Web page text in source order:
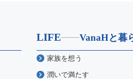
LIFE VanaHと暮
家族を想う
潤いで満たす